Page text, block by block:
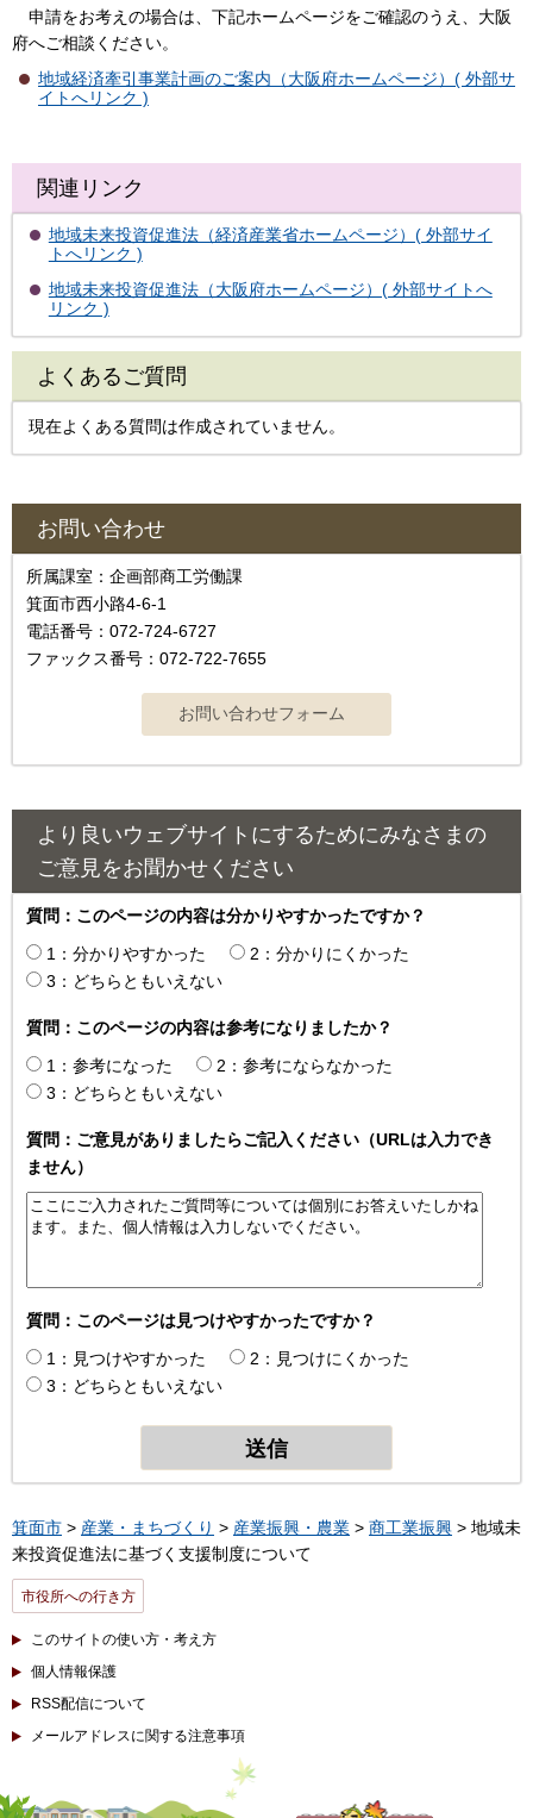
申請をお考えの場合は、下記ホームページをご確認のうえ、大阪
府へご相談ください。
地域経済牽引事業計画のご案内（大阪府ホームページ）( 外部サ
イトへリンク )
関連リンク
地域未来投資促進法（経済産業省ホームページ）( 外部サイ
トへリンク )
地域未来投資促進法（大阪府ホームページ）( 外部サイトへ
リンク )
よくあるご質問
現在よくある質問は作成されていません。
お問い合わせ
所属課室：企画部商工労働課
箕面市西小路4-6-1
電話番号：072-724-6727
ファックス番号：072-722-7655
より良いウェブサイトにするためにみなさまの
ご意見をお聞かせください
質問：このページの内容は分かりやすかったですか？
1：分かりやすかった
2：分かりにくかった
3：どちらともいえない
質問：このページの内容は参考になりましたか？
1：参考になった
2：参考にならなかった
3：どちらともいえない
質問：ご意見がありましたらご記入ください（URLは入力でき
ません）
質問：このページは見つけやすかったですか？
1：見つけやすかった
2：見つけにくかった
3：どちらともいえない
箕面市 > 産業・まちづくり > 産業振興・農業 > 商工業振興 > 地域未
来投資促進法に基づく支援制度について
市役所への行き方
このサイトの使い方・考え方
個人情報保護
RSS配信について
メールアドレスに関する注意事項